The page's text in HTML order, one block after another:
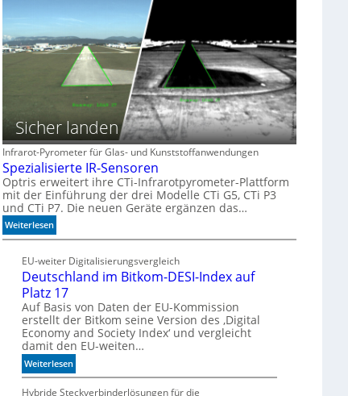
c
h
e
n
r
n
i
c
h
t
a
t
m
a
t
i
s
c
h
b
e
Sicher landen
Infrarot-Pyrometer für Glas- und Kunststoffanwendungen
Spezialisierte IR-Sensoren
Optris erweitert ihre CTi-Infrarotpyrometer-Plattform
mit der Einführung der drei Modelle CTi G5, CTi P3
und CTi P7. Die neuen Geräte ergänzen das…
Weiterlesen:
S
e
z
a
l
i
s
i
EU-weiter Digitalisierungsvergleich
Deutschland im Bitkom-DESI-Index auf
Platz 17
Auf Basis von Daten der EU-Kommission
erstellt der Bitkom seine Version des ‚Digital
Economy and Society Index‘ und vergleicht
damit den EU-weiten…
Weiterlesen:
D
e
Hybride Steckverbinderlösungen für die